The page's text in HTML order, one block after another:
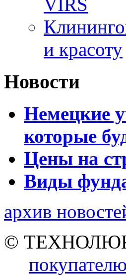
и красоту
Новости
Немецкие
которые
Цены на
Виды
архив
©
покупателю